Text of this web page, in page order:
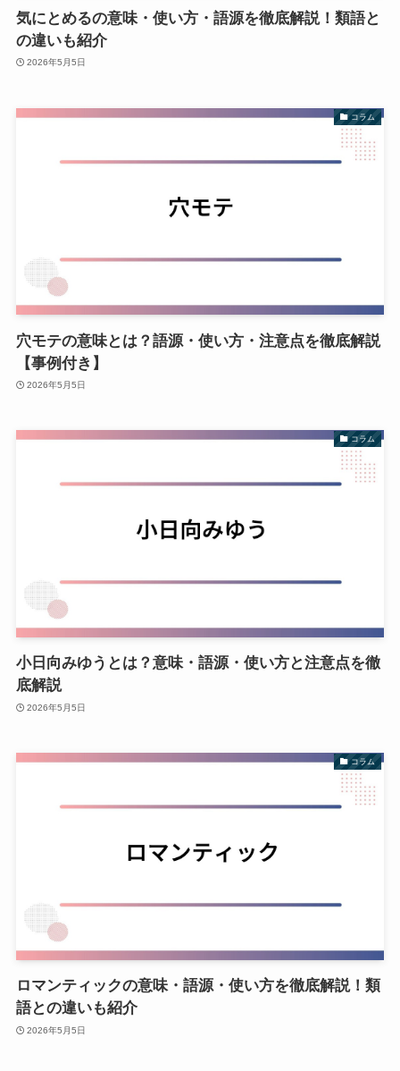
気にとめるの意味・使い方・語源を徹底解説！類語と
の違いも紹介
2026年5月5日
コラム
穴モテの意味とは？語源・使い方・注意点を徹底解説
【事例付き】
2026年5月5日
コラム
小日向みゆうとは？意味・語源・使い方と注意点を徹
底解説
2026年5月5日
コラム
ロマンティックの意味・語源・使い方を徹底解説！類
語との違いも紹介
2026年5月5日